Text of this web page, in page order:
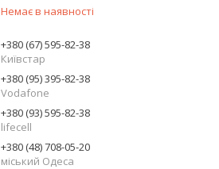
Немає в наявності
+380 (67) 595-82-38
Київстар
+380 (95) 395-82-38
Vodafone
+380 (93) 595-82-38
lifecell
+380 (48) 708-05-20
міський Одеса